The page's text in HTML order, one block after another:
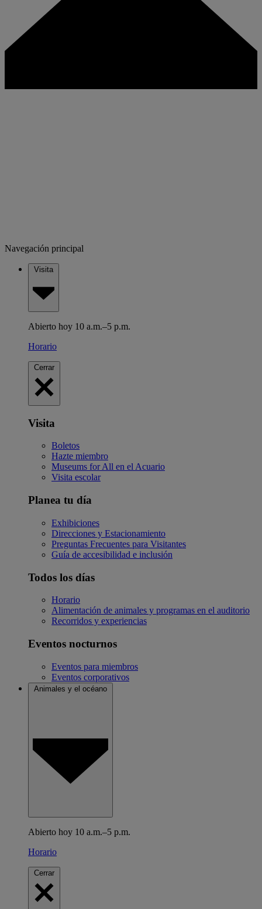
Navegación principal
Visita
Abierto hoy 10 a.m.–5 p.m.
Horario
Cerrar
Visita
Boletos
Hazte miembro
Museums for All en el Acuario
Visita escolar
Planea tu día
Exhibiciones
Direcciones y Estacionamiento
Preguntas Frecuentes para Visitantes
Guía de accesibilidad e inclusión
Todos los días
Horario
Alimentación de animales y programas en el auditorio
Recorridos y experiencias
Eventos nocturnos
Eventos para miembros
Eventos corporativos
Animales y el océano
Abierto hoy 10 a.m.–5 p.m.
Horario
Cerrar